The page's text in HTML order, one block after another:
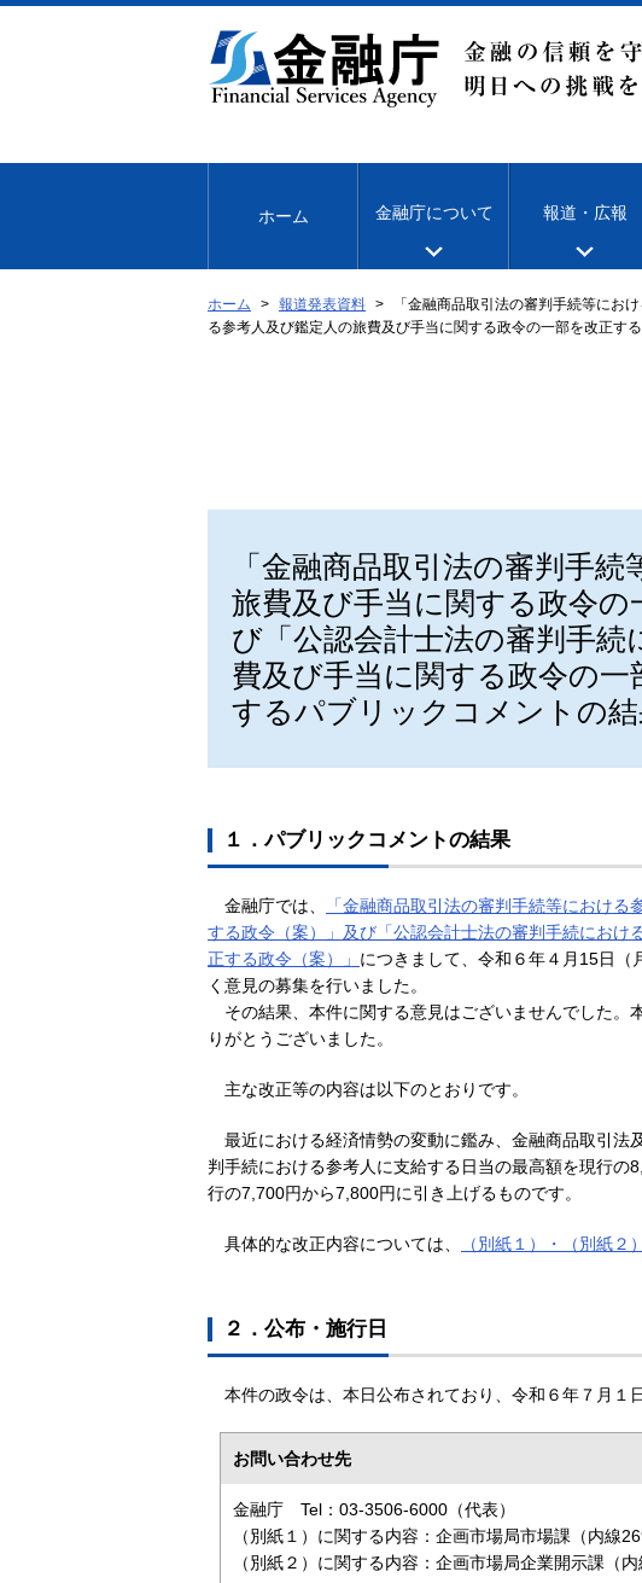
文
移
ホーム 金融庁について 報道・広報
ホーム 報道発表資料
「金融商品取引法の審判手続等にお
る参考人及び鑑定人の旅費及び手当に関する政令の一部を改正す
「金融商品取引法の審判手
旅費及び手当に関する政令の
び「公認会計士法の審判手
費及び手当に関する政令の
するパブリックコメントの
１．パブリックコメントの結果
金融庁では、
「金融商品取引法の審判手続等におけ
する政令（案）」及び「公認会計士法の審判手続にお
正する政令（案）」 につきまして、令和６年４月15日
く意見の募集を行いました。
その結果、本件に関する意見はございませんでした
りがとうございました。
主な改正等の内容は以下のとおりです。
最近における経済情勢の変動に鑑み、金融商品取引
判手続における参考人に支給する日当の最高額を現行
行の7,700円から7,800円に引き上げるものです。
具体的な改正内容については、 （別紙１）・（別紙２）
２．公布・施行日
本件の政令は、本日公布されており、令和６年７月１
お問い合わせ先
金融庁 Tel：03-3506-6000（代表）
（別紙１）に関する内容：企画市場局市場課（内線
（別紙２）に関する内容：企画市場局企業開示課（内